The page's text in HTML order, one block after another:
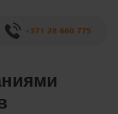
+371 28 660 775